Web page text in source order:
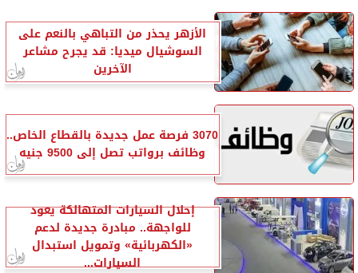
الأزهر يحذر من التباهي بالنعم على
السوشيال ميديا: قد يجرح مشاعر
الآخرين
3070 فرصة عمل جديدة بالقطاع الخاص..
وظائف برواتب تصل إلى 9500 جنيه
إحلال السيارات المتهالكة يعود
للواجهة.. مبادرة جديدة لدعم
«الكهربائية» وتمويل استبدال
السيارات...